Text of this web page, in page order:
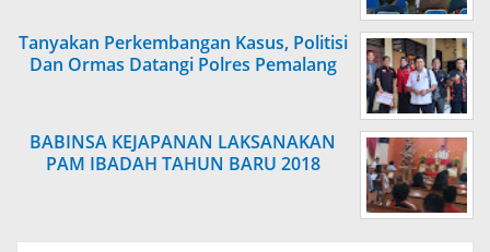
Tanyakan Perkembangan Kasus, Politisi
Dan Ormas Datangi Polres Pemalang
BABINSA KEJAPANAN LAKSANAKAN
PAM IBADAH TAHUN BARU 2018